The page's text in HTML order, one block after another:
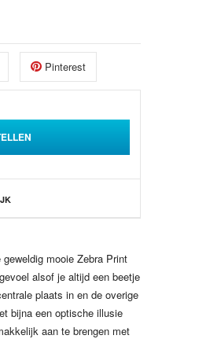
Pinterest
mooie Zebra Print
alsof je altijd een beetje
plaats in en de overige
bijna een optische illusie
aan te brengen met